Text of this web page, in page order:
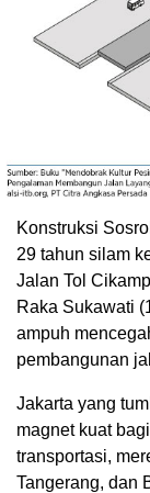
Konstruksi
29 tahun silam
Jalan Tol
Raka Sukawati
ampuh
pembangunan
Jakarta yang
magnet kuat
transportasi,
Tangerang, dan